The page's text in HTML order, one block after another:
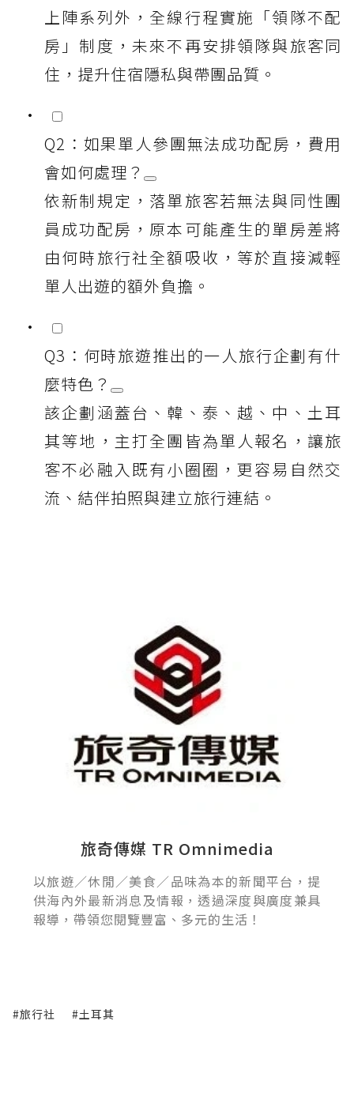
上陣系列外，全線行程實施「領隊不配
房」制度，未來不再安排領隊與旅客同
住，提升住宿隱私與帶團品質。
Q2：如果單人參團無法成功配房，費用
會如何處理？
依新制規定，落單旅客若無法與同性團
員成功配房，原本可能產生的單房差將
由何時旅行社全額吸收，等於直接減輕
單人出遊的額外負擔。
Q3：何時旅遊推出的一人旅行企劃有什
麼特色？
該企劃涵蓋台、韓、泰、越、中、土耳
其等地，主打全團皆為單人報名，讓旅
客不必融入既有小圈圈，更容易自然交
流、結伴拍照與建立旅行連結。
旅奇傳媒 TR Omnimedia
以旅遊／休閒／美食／品味為本的新聞平台，提
供海內外最新消息及情報，透過深度與廣度兼具
報導，帶領您閱覽豐富、多元的生活！
#旅行社 #土耳其